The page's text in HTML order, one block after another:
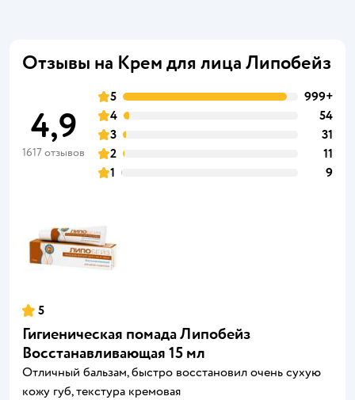
Отзывы на Крем для лица Липобейз
4,9
1617 отзывов
5
999+
4
54
3
31
2
11
1
9
5
Гигиеническая помада Липобейз
Восстанавливающая 15 мл
Отличный бальзам, быстро восстановил очень сухую
кожу губ, текстура кремовая